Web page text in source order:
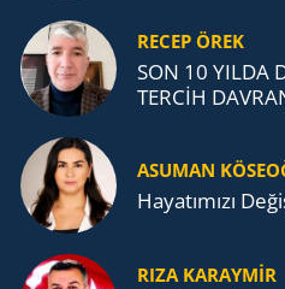
RECEP ÖREK
SON 10 YILDA
TERCİH
ASUMAN
Ha­ya­tı­mı­zı
RIZA KARAYMIR